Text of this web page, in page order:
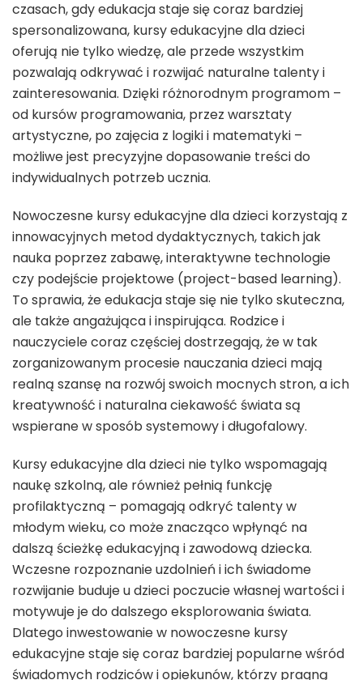
czasach, gdy edukacja staje się coraz bardziej
spersonalizowana, kursy edukacyjne dla dzieci
oferują nie tylko wiedzę, ale przede wszystkim
pozwalają odkrywać i rozwijać naturalne talenty i
zainteresowania. Dzięki różnorodnym programom –
od kursów programowania, przez warsztaty
artystyczne, po zajęcia z logiki i matematyki –
możliwe jest precyzyjne dopasowanie treści do
indywidualnych potrzeb ucznia.
Nowoczesne kursy edukacyjne dla dzieci korzystają z
innowacyjnych metod dydaktycznych, takich jak
nauka poprzez zabawę, interaktywne technologie
czy podejście projektowe (project-based learning).
To sprawia, że edukacja staje się nie tylko skuteczna,
ale także angażująca i inspirująca. Rodzice i
nauczyciele coraz częściej dostrzegają, że w tak
zorganizowanym procesie nauczania dzieci mają
realną szansę na rozwój swoich mocnych stron, a ich
kreatywność i naturalna ciekawość świata są
wspierane w sposób systemowy i długofalowy.
Kursy edukacyjne dla dzieci nie tylko wspomagają
naukę szkolną, ale również pełnią funkcję
profilaktyczną – pomagają odkryć talenty w
młodym wieku, co może znacząco wpłynąć na
dalszą ścieżkę edukacyjną i zawodową dziecka.
Wczesne rozpoznanie uzdolnień i ich świadome
rozwijanie buduje u dzieci poczucie własnej wartości i
motywuje je do dalszego eksplorowania świata.
Dlatego inwestowanie w nowoczesne kursy
edukacyjne staje się coraz bardziej popularne wśród
świadomych rodziców i opiekunów, którzy pragną